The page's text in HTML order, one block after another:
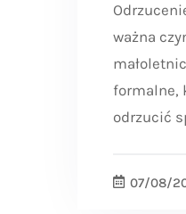
ważna
formalne,
odrzucić
07/08/